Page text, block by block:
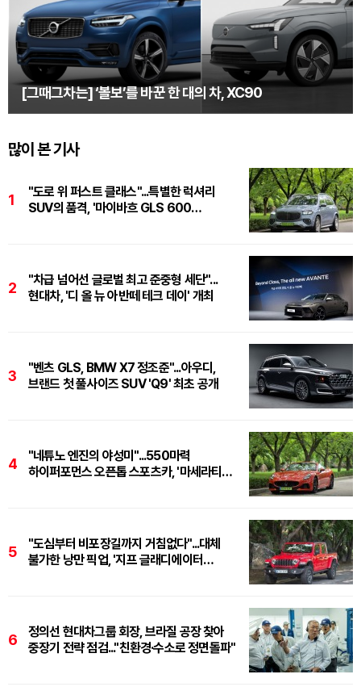
[그때그차는] ‘볼보’를 바꾼 한 대의 차, XC90
많이 본 기사
1
"도로 위 퍼스트 클래스"...특별한 럭셔리
SUV의 품격, '마이바흐 GLS 600
2
"차급 넘어선 글로벌 최고 준중형 세단"...
현대차, '디 올 뉴 아반떼 테크 데이' 개최
3
"벤츠 GLS, BMW X7 정조준"...아우디,
브랜드 첫 풀사이즈 SUV 'Q9' 최초 공개
4
"네튜노 엔진의 야성미"...550마력
하이퍼포먼스 오픈톱 스포츠카, '마세라티
5
"도심부터 비포장길까지 거침없다"...대체
불가한 낭만 픽업, '지프 글래디에이터
6
정의선 현대차그룹 회장, 브라질 공장 찾아
중장기 전략 점검..."친환경·수소로 정면돌파"